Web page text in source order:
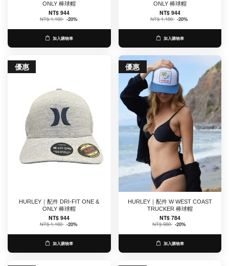
ONLY 棒球帽
NT$ 944
NT$ 1,180 -20%
加入購物車
ONLY 棒球帽
NT$ 944
NT$ 1,180 -20%
加入購物車
優惠
HURLEY｜配件 DRI-FIT ONE &
ONLY 棒球帽
NT$ 944
NT$ 1,180 -20%
加入購物車
優惠
HURLEY｜配件 W WEST COAST
TRUCKER 棒球帽
NT$ 784
NT$ 980 -20%
加入購物車